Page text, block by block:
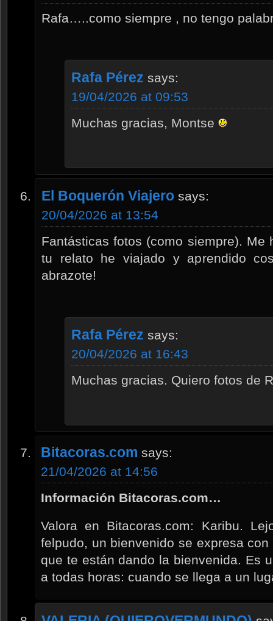
Rafa…..como siempre , no tengo
Rafa Pérez says:
19/04/2026 at 09:53
Muchas gracias, Montse
El Boquerón Viajero says:
20/04/2026 at 13:54
Fantásticas fotos (como siempre).
tu relato he viajado y aprendido
abrazote!
Rafa Pérez says:
20/04/2026 at 16:43
Muchas gracias. Quiero fotos de
Bitacoras.com says:
21/04/2026 at 14:56
Información Bitacoras.com…
Valora en Bitacoras.com: Karibu.
felpudo, un bienvenido se expresa
que te están dando la bienvenida. Es
a todas horas: cuando se llega a un